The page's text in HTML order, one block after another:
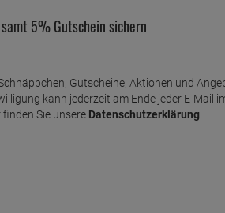
5% Gutschein sichern
Gutscheine, Aktionen und
kann jederzeit am Ende jeder E-Mail
Sie unsere Datenschutzerklärung.